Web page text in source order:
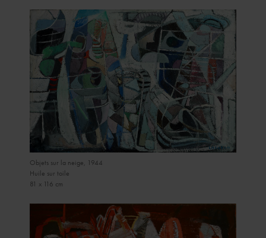
Objets sur la neige, 1944
Huile sur toile
81 x 116 cm